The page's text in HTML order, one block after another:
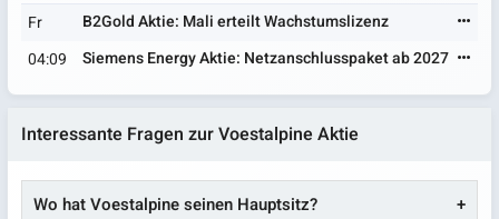
Fr
B2Gold Aktie: Mali erteilt Wachstumslizenz
04:09
Siemens Energy Aktie: Netzanschlusspaket ab 2027
Interessante Fragen zur Voestalpine Aktie
Wo hat Voestalpine seinen Hauptsitz?